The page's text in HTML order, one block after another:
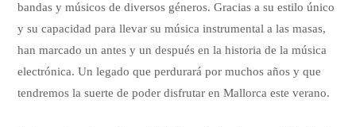
bandas y músicos de diversos géneros. Gracias a su estilo único
y su capacidad para llevar su música instrumental a las masas,
han marcado un antes y un después en la historia de la música
electrónica. Un legado que perdurará por muchos años y que
tendremos la suerte de poder disfrutar en Mallorca este verano.